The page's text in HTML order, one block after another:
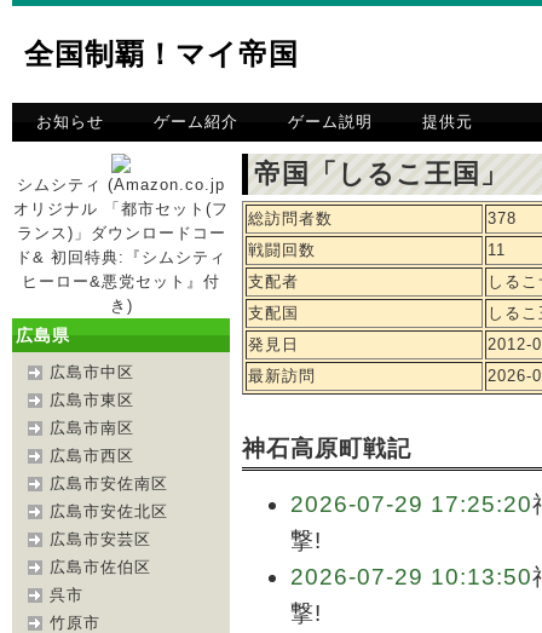
全国制覇！マイ帝国
お知らせ ゲーム紹介 ゲーム説明 提供元
シムシティ (Amazon.co.jp
オリジナル 「都市セット(フ
ランス)」ダウンロードコー
ド& 初回特典:『シムシティ
ヒーロー&悪党セット』付
き)
広島県
広島市中区
広島市東区
広島市南区
広島市西区
広島市安佐南区
広島市安佐北区
広島市安芸区
広島市佐伯区
呉市
竹原市
帝国「しるこ王国」
総訪問者数
378
戦闘回数
11
支配者
しる
支配国
しる
発見日
2012-
最新訪問
2026-
神石高原町戦記
2026-07-29 17:25:20
撃!
2026-07-29 10:13:50
撃!